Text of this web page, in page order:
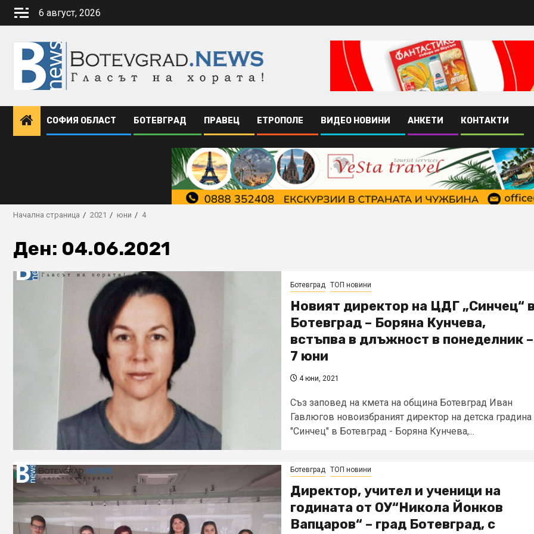
Skip
6 август, 2026
СОФИЯ ОБЛАСТ БОТЕВГРАД ПРАВЕЦ ЕТРОПОЛЕ ВИДЕО НОВИНИ АНКЕТИ КОНТАКТИ
Начална страница 2021 юни 4
Ден: 04.06.2021
Ботевград ТОП новини
Новият директор на ЦДГ „Синчец“
Ботевград – Боряна Кунчева,
встъпва в длъжност в понеделник –
7 юни
4 юни, 2021
Съз заповед на кмета на община Ботевград Иван
Гавлюгов новоизбраният директор на детска градина
"Синчец" в Ботевград - Боряна Кунчева,...
Ботевград ТОП новини
Директор, учител и ученици на
годината от ОУ“Никола Йонков
Вапцаров“ – град Ботевград, с